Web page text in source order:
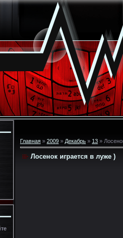
Главная » 2009 » Декабрь » 13 »
Лосенок играется в луже )